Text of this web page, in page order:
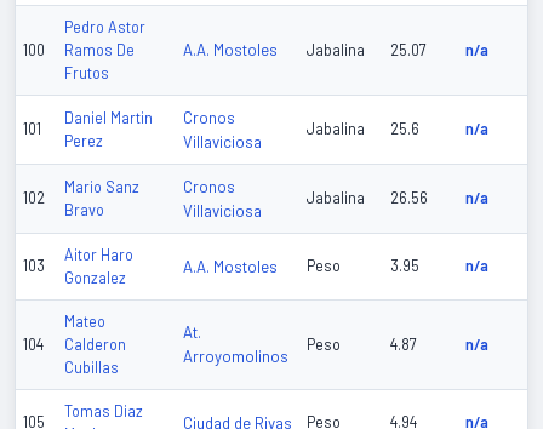
100
Pedro Astor
Ramos De
Frutos
A.A. Mostoles Jabalina 25.07 n/a
101
Daniel Martin
Perez
Cronos
Villaviciosa
Jabalina 25.6 n/a
102
Mario Sanz
Bravo
Cronos
Villaviciosa
Jabalina 26.56 n/a
103
Aitor Haro
Gonzalez
A.A. Mostoles Peso 3.95 n/a
104
Mateo
Calderon
Cubillas
At.
Arroyomolinos
Peso 4.87 n/a
105
Tomas Diaz
Ciudad de Rivas Peso 4.94 n/a